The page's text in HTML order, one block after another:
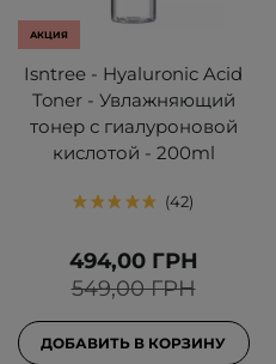
АКЦИЯ
Isntree - Hyaluronic Acid
Toner - Увлажняющий
тонер с гиалуроновой
кислотой - 200ml
42
549,00 ГРН
494,00 ГРН
ДОБАВИТЬ В КОРЗИНУ